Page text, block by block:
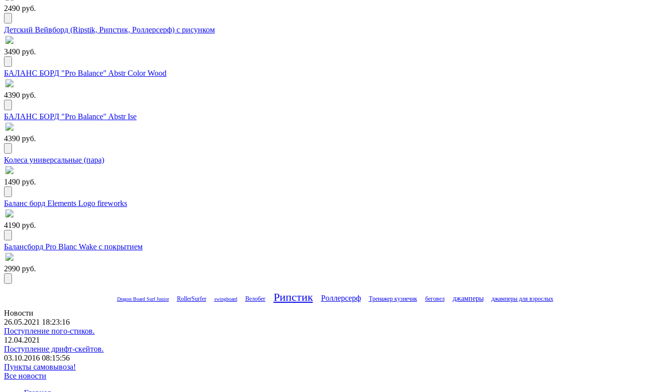
2490 руб.
Детский Вейвборд (Ripstik, Рипстик, Роллерсерф) с рисунком
3490 руб.
БАЛАНС БОРД "Pro Balance" Abstr Color Wood
4390 руб.
БАЛАНС БОРД "Pro Balance" Abstr Ise
4390 руб.
Колеса универсальные (пара)
1490 руб.
Баланс борд Elements Logo fireworks
4190 руб.
Балансборд Pro Blanc Wake с покрытием
2990 руб.
Dragon Board Surf Junior RollerSurfer swingboard Велобег Рипстик Роллерсерф Тренажер кузнечик беговел джамперы джамперы для взрослых
Новости
26.05.2021 18:23:16
Поступление пого-стиков.
12.04.2021
Поступление дрифт-скейтов.
03.10.2016 08:15:56
Пункты самовывоза!
Все новости